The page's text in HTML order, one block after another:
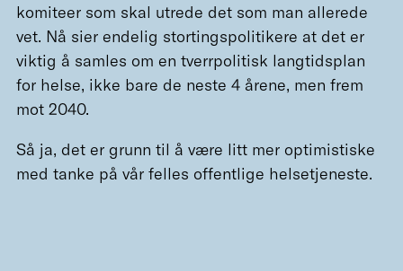
komiteer som skal utrede det som man allerede
vet. Nå sier endelig stortingspolitikere at det er
viktig å samles om en tverrpolitisk langtidsplan
for helse, ikke bare de neste 4 årene, men frem
mot 2040.
Så ja, det er grunn til å være litt mer optimistiske
med tanke på vår felles offentlige helsetjeneste.